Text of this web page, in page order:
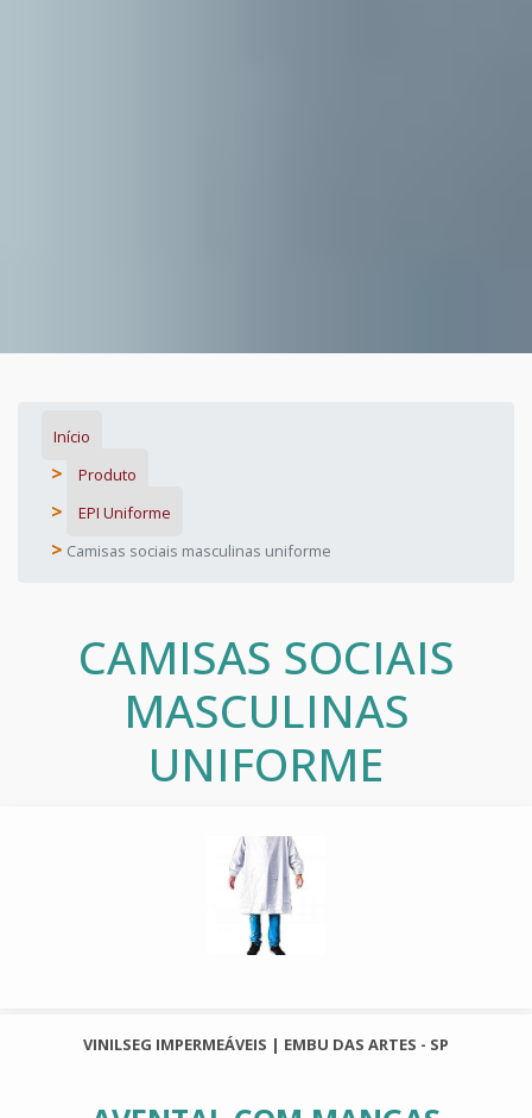
Início
Produto
EPI Uniforme
Camisas sociais masculinas uniforme
CAMISAS SOCIAIS
MASCULINAS
UNIFORME
VINILSEG IMPERMEÁVEIS | EMBU DAS ARTES - SP